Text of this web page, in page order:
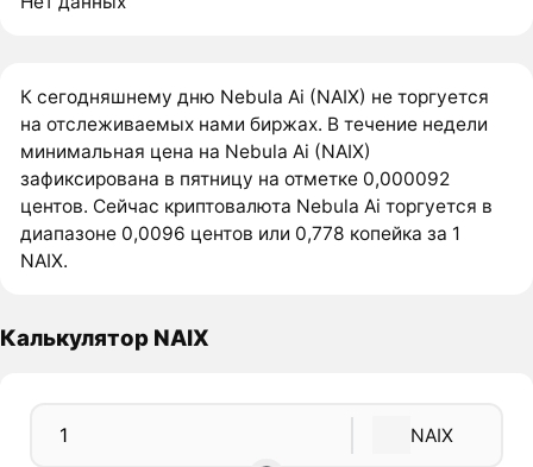
К сегодняшнему дню Nebula Ai (NAIX) не торгуется
на отслеживаемых нами биржах. В течение недели
минимальная цена на Nebula Ai (NAIX)
зафиксирована в пятницу на отметке 0,000092
центов. Сейчас криптовалюта Nebula Ai торгуется в
диапазоне 0,0096 центов или 0,778 копейка за 1
NAIX.
Калькулятор NAIX
NAIX